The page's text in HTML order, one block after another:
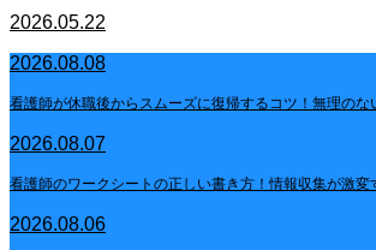
2026.05.22
2026.08.08
看護師が休職後からスムーズに復帰するコツ！無理のな
2026.08.07
看護師のワークシートの正しい書き方！情報収集が激変
2026.08.06